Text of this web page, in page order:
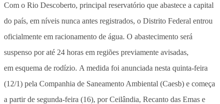
Com o Rio Descoberto, principal reservatório que abastece a capital
do país, em níveis nunca antes registrados, o Distrito Federal entrou
oficialmente em racionamento de água. O abastecimento será
suspenso por até 24 horas em regiões previamente avisadas,
em esquema de rodízio. A medida foi anunciada nesta quinta-feira
(12/1) pela Companhia de Saneamento Ambiental (Caesb) e começa
a partir de segunda-feira (16), por Ceilândia, Recanto das Emas e